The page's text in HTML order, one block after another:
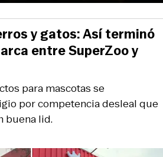
para mascotas se
por competencia desleal que
buena lid.
y gatos: Así terminó
entre SuperZoo y